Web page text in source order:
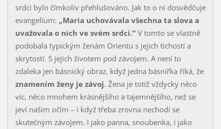
srdci bylo čímkoliv přehlušo­váno. Jak to o ní dosvědčuje
evangelium: „Maria uchovávala všechna ta slova a
uvažovala o nich ve svém srdci.“V tomto se vlastně
podobala ty­pickým ženám Orientu s jejich tichostí a
skrytostí. S jejich životem pod závojem. A není to
zdaleka jen básnický obraz, když jedna básnířka říká, že
znamením ženy je závoj. Žena je totiž vždycky něco
víc, něco mnohem krásnějšího a tajemnějšího, než se
jeví našim očím – i když třeba zrovna nechodí se
skutečným závojem. I jako panna, snoubenka, i jako